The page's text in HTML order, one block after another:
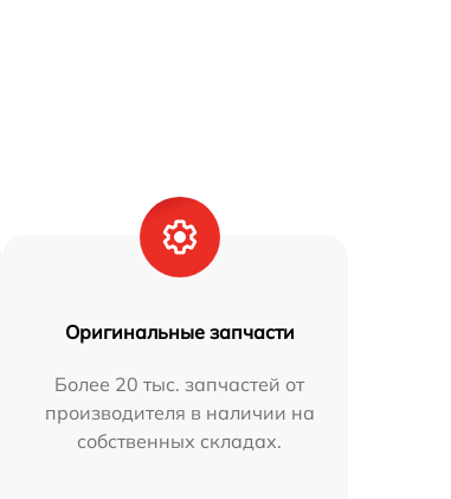
Оригинальные запчасти
Более 20 тыс. запчастей от
производителя в наличии на
собственных складах.